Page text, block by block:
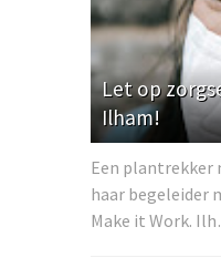
Let op
Ilham!
Een plantrekker
haar begeleider
Make it Work.